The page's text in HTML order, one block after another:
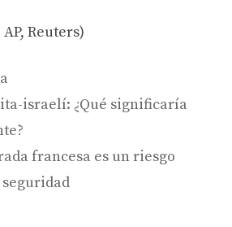
Reuters)
israelí: ¿Qué significaría
francesa es un riesgo